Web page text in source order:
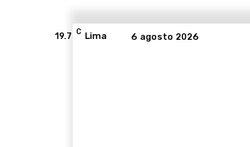
19.7 C Lima 6 agosto 2026